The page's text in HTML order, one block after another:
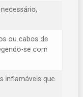
ou cabos de
se com
inflamáveis que